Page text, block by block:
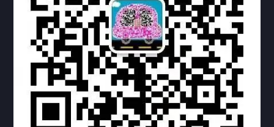
中国公证处海牙认证
热门标签 TAG
机构链接